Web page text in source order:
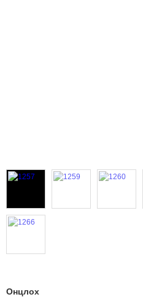
Онцлох